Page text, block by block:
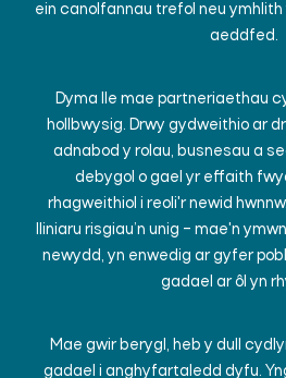
ein canolfannau trefol neu ymhlith
aeddfed.
Dyma lle mae partneriaethau
hollbwysig. Drwy gydweithio ar
adnabod y rolau, busnesau a
debygol o gael yr effaith
rhagweithiol i reoli'r newid
lliniaru risgiau’n unig – mae'n
newydd, yn enwedig ar gyfer
gadael ar ôl yn
Mae gwir berygl, heb y dull
gadael i anghyfartaledd dyfu.